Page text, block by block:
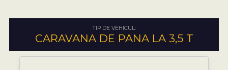
TIP DE VEHICUL:
CARAVANA DE PANA LA 3,5 T